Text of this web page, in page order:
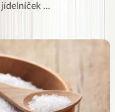
jídelníček ...